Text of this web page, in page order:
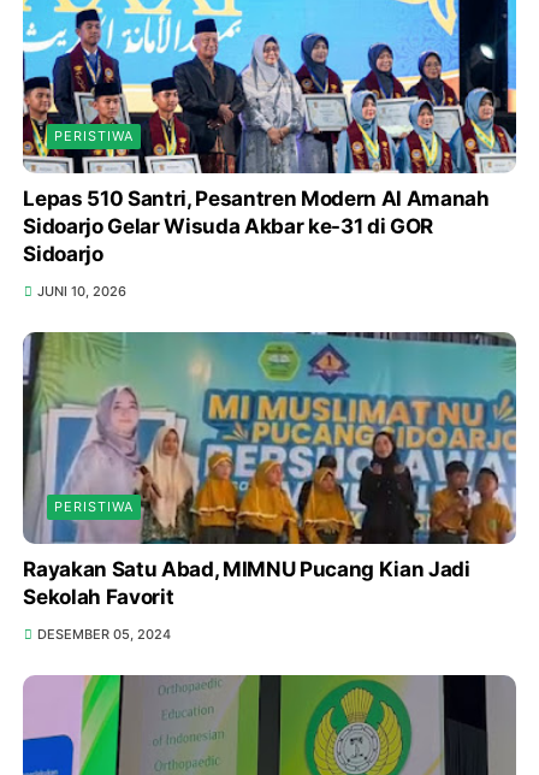
PERISTIWA
Lepas 510 Santri, Pesantren Modern Al Amanah
Sidoarjo Gelar Wisuda Akbar ke-31 di GOR
Sidoarjo
JUNI 10, 2026
PERISTIWA
Rayakan Satu Abad, MIMNU Pucang Kian Jadi
Sekolah Favorit
DESEMBER 05, 2024